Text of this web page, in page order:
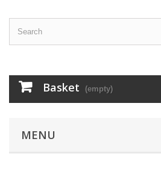
Basket (empty)
MENU